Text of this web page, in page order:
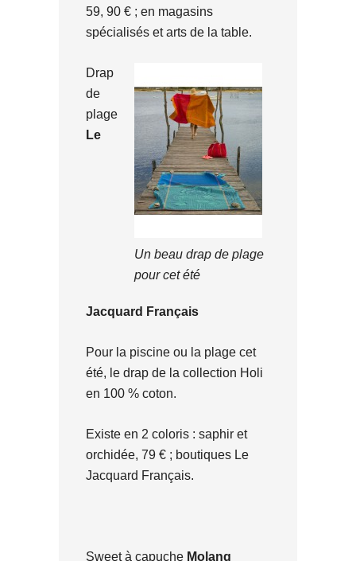
59, 90 € ; en magasins
spécialisés et arts de la table.
Un beau drap de plage
pour cet été
Drap
de
plage
Le
Jacquard Français
Pour la piscine ou la plage cet
été, le drap de la collection Holi
en 100 % coton.
Existe en 2 coloris : saphir et
orchidée, 79 € ; boutiques Le
Jacquard Français.
Sweet à capuche Molang